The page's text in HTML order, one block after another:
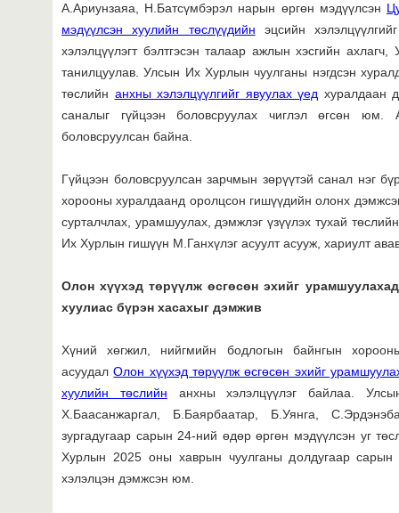
А.Ариунзаяа, Н.Батсүмбэрэл нарын өргөн мэдүүлсэн
мэдүүлсэн хуулийн төслүүдийн эцсийн
хэлэлцүүлэгт бэлтгэсэн талаар ажлын хэсгийн
танилцуулав. Улсын Их Хурлын чуулганы нэгдсэн
төслийн анхны хэлэлцүүлгийг явуулах үед хуралдаан
саналыг гүйцээн боловсруулах чиглэл өгсөн юм.
боловсруулсан байна.
Гүйцээн боловсруулсан зарчмын зөрүүтэй санал нэг
хорооны хуралдаанд оролцсон гишүүдийн олонх
сурталчлах, урамшуулах, дэмжлэг үзүүлэх тухай
Их Хурлын гишүүн М.Ганхүлэг асуулт асууж, хариулт
Олон хүүхэд төрүүлж өсгөсөн эхийг
хуулиас бүрэн хасахыг дэмжив
Хүний хөгжил, нийгмийн бодлогын байнгын
асуудалОлон хүүхэд төрүүлж өсгөсөн эхийг
хуулийн төслийн анхны хэлэлцүүлэг байлаа.
Х.Баасанжаргал, Б.Баярбаатар, Б.Уянга,
зургадугаар сарын 24-ний өдөр өргөн мэдүүлсэн уг
Хурлын 2025 оны хаврын чуулганы долдугаар сарын
хэлэлцэн дэмжсэн юм.